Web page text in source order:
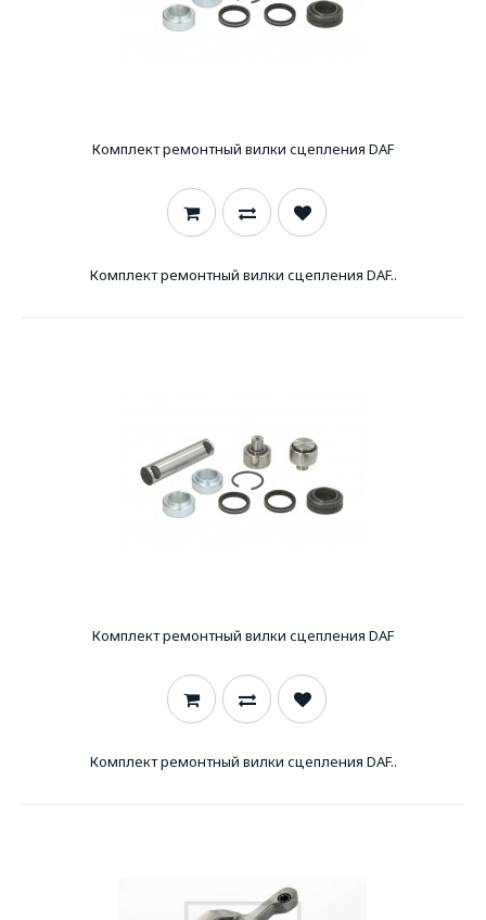
Комплект ремонтный вилки сцепления DAF
Комплект ремонтный вилки сцепления DAF..
Комплект ремонтный вилки сцепления DAF
Комплект ремонтный вилки сцепления DAF..